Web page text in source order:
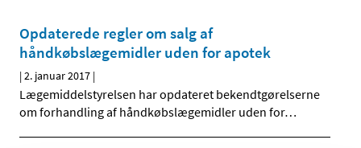
Opdaterede regler om salg af
håndkøbslægemidler uden for apotek
|2. januar 2017 |
Lægemiddelstyrelsen har opdateret bekendtgørelserne
om forhandling af håndkøbslægemidler uden for…